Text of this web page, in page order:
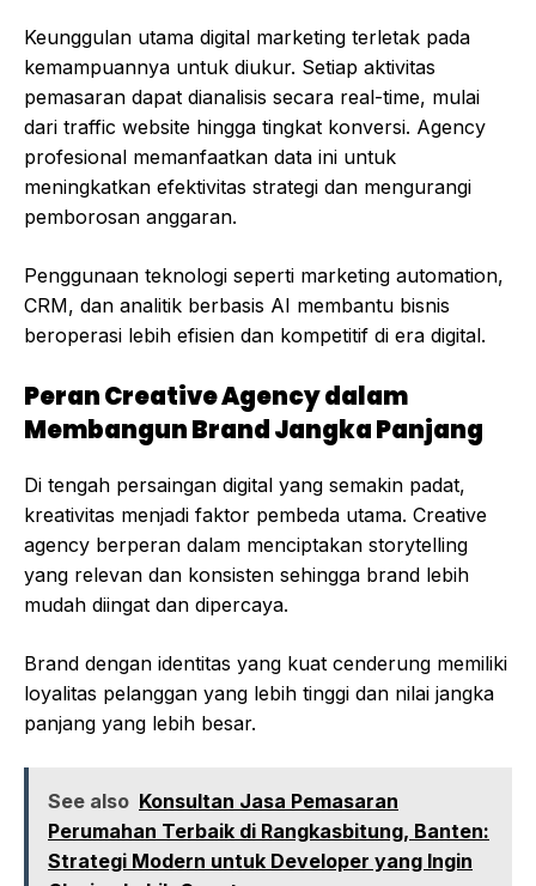
Keunggulan utama digital marketing terletak pada
kemampuannya untuk diukur. Setiap aktivitas
pemasaran dapat dianalisis secara real-time, mulai
dari traffic website hingga tingkat konversi. Agency
profesional memanfaatkan data ini untuk
meningkatkan efektivitas strategi dan mengurangi
pemborosan anggaran.
Penggunaan teknologi seperti marketing automation,
CRM, dan analitik berbasis AI membantu bisnis
beroperasi lebih efisien dan kompetitif di era digital.
Peran Creative Agency dalam
Membangun Brand Jangka Panjang
Di tengah persaingan digital yang semakin padat,
kreativitas menjadi faktor pembeda utama. Creative
agency berperan dalam menciptakan storytelling
yang relevan dan konsisten sehingga brand lebih
mudah diingat dan dipercaya.
Brand dengan identitas yang kuat cenderung memiliki
loyalitas pelanggan yang lebih tinggi dan nilai jangka
panjang yang lebih besar.
See also Konsultan Jasa Pemasaran
Perumahan Terbaik di Rangkasbitung, Banten:
Strategi Modern untuk Developer yang Ingin